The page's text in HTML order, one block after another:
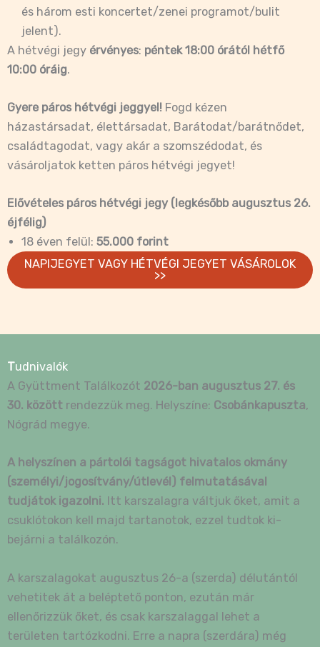
és három esti koncertet/zenei programot/bulit
jelent).
A hétvégi jegy érvényes: péntek 18:00 órától hétfő
10:00 óráig.
Gyere páros hétvégi jeggyel! Fogd kézen
házastársadat, élettársadat, Barátodat/barátnődet,
családtagodat, vagy akár a szomszédodat, és
vásároljatok ketten páros hétvégi jegyet!
Elővételes páros hétvégi jegy (legkésőbb augusztus 26.
éjfélig)
18 éven felül: 55.000 forint
NAPIJEGYET VAGY HÉTVÉGI JEGYET VÁSÁROLOK
>>
Tudnivalók
A Gyüttment Találkozót 2026-ban augusztus 27. és
30. között rendezzük meg. Helyszíne: Csobánkapuszta,
Nógrád megye.
A helyszínen a pártolói tagságot hivatalos okmány
(személyi/jogosítvány/útlevél) felmutatásával
tudjátok igazolni. Itt karszalagra váltjuk őket, amit a
csuklótokon kell majd tartanotok, ezzel tudtok ki-
bejárni a találkozón.
A karszalagokat augusztus 26-a (szerda) délutántól
vehetitek át a beléptető ponton, ezután már
ellenőrizzük őket, és csak karszalaggal lehet a
területen tartózkodni. Erre a napra (szerdára) még